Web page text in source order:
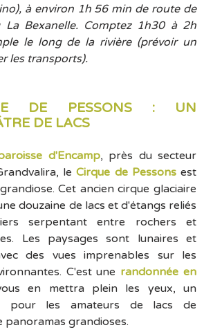
à environ 1h 56 min de route de
La Bexanelle. Comptez 1h30 à 2h
le long de la rivière (prévoir un
les transports).
DE PESSONS : UN
DE LACS
d'Encamp, près du secteur
leCirque de Pessonsest
Cet ancien cirque glaciaire
douzaine de lacs et d'étangs reliés
serpentant entre rochers et
Les paysages sont lunaires et
des vues imprenables sur les
C'est une randonnée en
en mettra plein les yeux, un
pour les amateurs de lacs de
panoramas grandioses.